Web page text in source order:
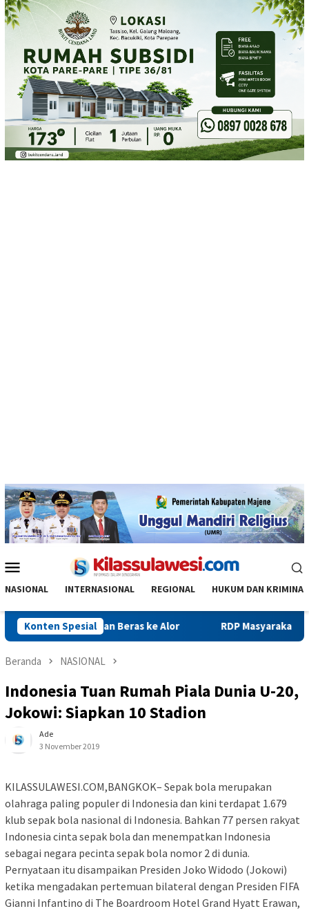
Loncat
ke
Mobile
NASIONAL INTERNASIONAL REGIONAL HUKUM DAN KRIMINAL
Konten Spesial
Pengiriman Beras ke Alor RDP Masyarakat dan PNM
Beranda NASIONAL
Indonesia Tuan Rumah Piala Dunia U-20,
Jokowi: Siapkan 10 Stadion
Ade
3 November 2019
KILASSULAWESI.COM,BANGKOK– Sepak bola merupakan
olahraga paling populer di Indonesia dan kini terdapat 1.679
klub sepak bola nasional di Indonesia. Bahkan 77 persen rakyat
Indonesia cinta sepak bola dan menempatkan Indonesia
sebagai negara pecinta sepak bola nomor 2 di dunia.
Pernyataan itu disampaikan Presiden Joko Widodo (Jokowi)
ketika mengadakan pertemuan bilateral dengan Presiden FIFA
Gianni Infantino di The Boardroom Hotel Grand Hyatt Erawan,